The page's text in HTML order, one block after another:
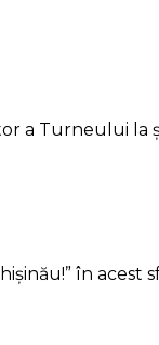
a Turneului la
în acest